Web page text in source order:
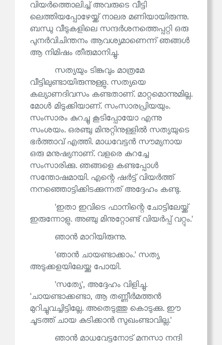
വിയർത്തൊലിച്ച് അവരുടെ വീട്ടി
ലെത്തിയപ്പോഴേയ്ക്ക് നാലര മണിയായിരുന്നു.
ബന്ധു വീടുകളിലെ സന്ദർശനത്തെപ്പറ്റി ഒരു
പുനർവിചിന്തനം ആവശ്യമാണെന്ന് ഞങ്ങൾ
ആ നിമിഷം തീരുമാനിച്ചു.
സത്യയും ടിങ്കുവും മാത്രമേ
വീട്ടിലുണ്ടായിരുന്നുള്ളു. സത്യയെ
കല്യാണദിവസം കണ്ടതാണ്. മാറ്റമൊന്നുമില്ല.
മോൾ മിടുക്കിയാണ്. സംസാരപ്രിയയും.
സംസാരം കുറച്ചു കൂടിപ്പോയോ എന്നു
സംശയം. ഒരഞ്ചു മിനുറ്റിനുള്ളിൽ സത്യയുടെ
ഭർത്താവ് എത്തി. മാധവേട്ടൻ സൗമ്യനായ
ഒരു മനുഷ്യനാണ്. വളരെ കുറച്ചേ
സംസാരിക്കു. ഞങ്ങളെ കണ്ടപ്പോൾ
സന്തോഷമായി. എന്റെ ഷർട്ട് വിയർത്ത്
നനഞ്ഞൊട്ടിക്കിടക്കുന്നത് അദ്ദേഹം കണ്ടു.
'ഇതാ ഇവിടെ ഫാനിന്റെ ചോട്ടിലേയ്ക്ക്
ഇരുന്നോളു. അഞ്ചു മിനുറ്റോണ്ട് വിയർപ്പ് വറ്റും.'
ഞാൻ മാറിയിരുന്നു.
'ഞാൻ ചായണ്ടാക്കാം.' സത്യ
അടുക്കളയിലേയ്ക്കു പോയി.
'സത്യേ', അദ്ദേഹം വിളിച്ചു.
'ചായണ്ടാക്കണ്ടാ, ആ തണ്ണീർമത്തൻ
മുറിച്ചുവച്ചിട്ടില്ലേ. അതെടുത്തു കൊടുക്കു. ഈ
ചൂടത്ത് ചായ കുടിക്കാൻ സുഖംണ്ടാവില്ല.'
ഞാൻ മാധവേട്ടനോട് മനസാ നന്ദി